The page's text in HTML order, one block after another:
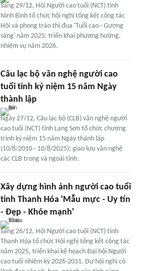
Sáng 29/12, Hội Người cao tuổi (NCT) tỉnh
Ninh Bình tổ chức hội nghị tổng kết công tác
Hội và phong trào thi đua 'Tuổi cao - Gương
sáng' năm 2025; triển khai phương hướng,
nhiệm vụ năm 2026.
Câu lạc bộ văn nghệ người cao
tuổi tỉnh kỷ niệm 15 năm Ngày
thành lập
Ngày 27/12, Câu lạc bộ (CLB) văn nghệ người
cao tuổi (NCT) tỉnh Lạng Sơn tổ chức chương
trình kỷ niệm 15 năm Ngày thành lập
(10/8/2010 - 10/8/2025); giao lưu văn nghệ
các CLB trong và ngoài tỉnh.
Xây dựng hình ảnh người cao tuổi
tỉnh Thanh Hóa 'Mẫu mực - Uy tín
- Đẹp - Khỏe mạnh'
Sáng 26/12, Hội Người cao tuổi (NCT) tỉnh
Thanh Hóa tổ chức Hội nghị tổng kết công tác
năm 2025, triển khai kế hoạch Đại hội Người
cao tuổi nhiệm kỳ 2026-2031. Dự hội nghị có